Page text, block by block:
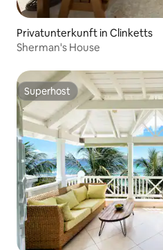
Privatunterkunft in Clinketts
Sherman's House
Superhost
Superhost